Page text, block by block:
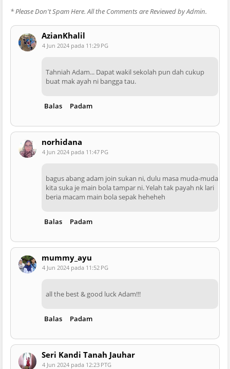
* Please Don't Spam Here. All the Comments are Reviewed by Admin.
AzianKhalil
4 Jun 2024 pada 11:29 PG
Tahniah Adam... Dapat wakil sekolah pun dah cukup
buat mak ayah ni bangga tau.
Balas Padam
norhidana
4 Jun 2024 pada 11:47 PG
bagus abang adam join sukan ni, dulu masa muda-muda
kita suka je main bola tampar ni. Yelah tak payah nk lari
beria macam main bola sepak heheheh
Balas Padam
mummy_ayu
4 Jun 2024 pada 11:52 PG
all the best & good luck Adam!!!
Balas Padam
Seri Kandi Tanah Jauhar
4 Jun 2024 pada 12:23 PTG